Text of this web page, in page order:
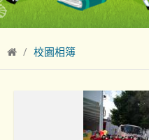
校園相簿